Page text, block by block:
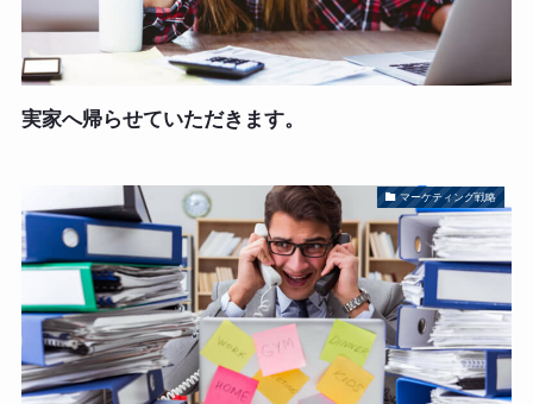
実家へ帰らせていただきます。
マーケティング戦略